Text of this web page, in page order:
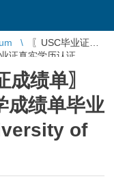
〖USC毕业证书
证真实学历认证
绩单〗
成绩单毕业
of